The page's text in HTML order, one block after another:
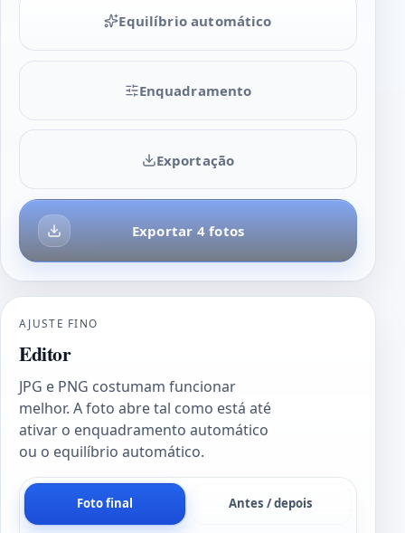
Equilíbrio automático
Enquadramento
Exportar 4 fotos
Exportação
AJUSTE FINO
Editor
JPG e PNG costumam funcionar
melhor. A foto abre tal como está até
ativar o enquadramento automático
ou o equilíbrio automático.
Foto final Antes / depois